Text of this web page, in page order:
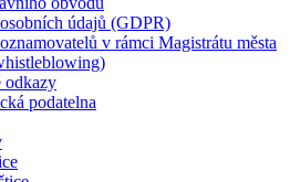
údajů (GDPR)
v rámci Magistrátu města
odkazy
podatelna